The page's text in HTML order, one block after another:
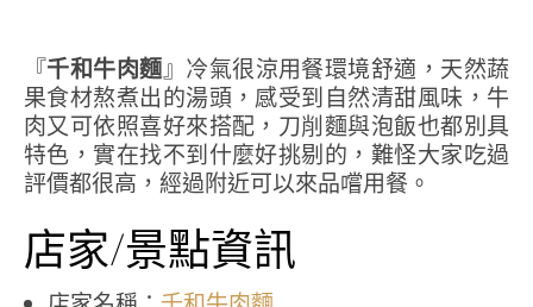
『千和牛肉麵』冷氣很涼用餐環境舒適，天然蔬
果食材熬煮出的湯頭，感受到自然清甜風味，牛
肉又可依照喜好來搭配，刀削麵與泡飯也都別具
特色，實在找不到什麼好挑剔的，難怪大家吃過
評價都很高，經過附近可以來品嚐用餐。
店家/景點資訊